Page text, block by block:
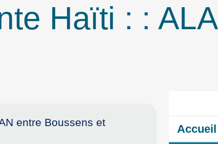
Haïti : :
entre Boussens et
Accueil